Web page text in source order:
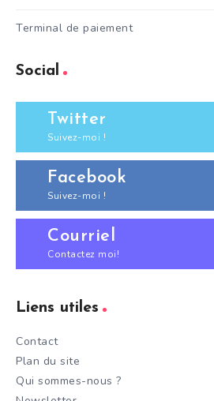
Terminal de paiement
Social
Twitter
Suivez-moi !
Facebook
Suivez-moi !
Courriel
Contactez moi!
Liens utiles
Contact
Plan du site
Qui sommes-nous ?